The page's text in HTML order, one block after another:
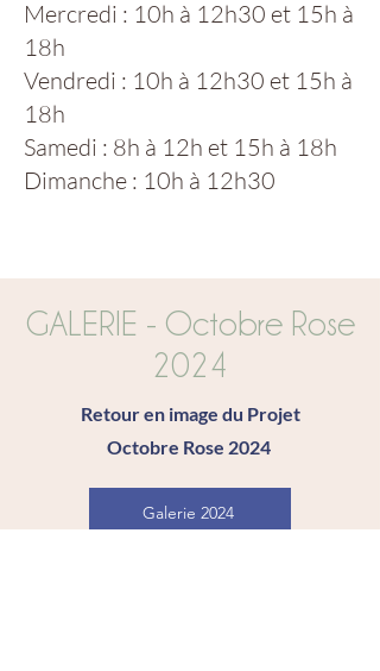
Mercredi : 10h à 12h30 et 15h à
18h
Vendredi : 10h à 12h30 et 15h à
18h
Samedi : 8h à 12h et 15h à 18h
Dimanche : 10h à 12h30
GALERIE - Octobre Rose
2024
Retour en image du Projet
Octobre Rose 2024
Galerie 2024